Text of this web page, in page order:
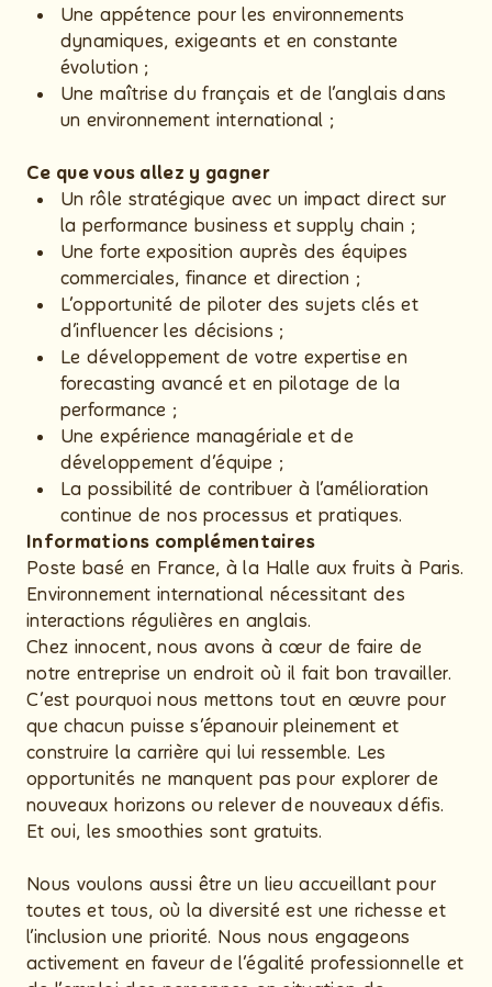
Une appétence pour les environnements
dynamiques, exigeants et en constante
évolution ;
Une maîtrise du français et de l’anglais dans
un environnement international ;
Ce que vous allez y gagner
Un rôle stratégique avec un impact direct sur
la performance business et supply chain ;
Une forte exposition auprès des équipes
commerciales, finance et direction ;
L’opportunité de piloter des sujets clés et
d’influencer les décisions ;
Le développement de votre expertise en
forecasting avancé et en pilotage de la
performance ;
Une expérience managériale et de
développement d’équipe ;
La possibilité de contribuer à l’amélioration
continue de nos processus et pratiques.
Informations complémentaires
Poste basé en France, à la Halle aux fruits à Paris.
Environnement international nécessitant des
interactions régulières en anglais.
Chez innocent, nous avons à cœur de faire de
notre entreprise un endroit où il fait bon travailler.
C’est pourquoi nous mettons tout en œuvre pour
que chacun puisse s’épanouir pleinement et
construire la carrière qui lui ressemble. Les
opportunités ne manquent pas pour explorer de
nouveaux horizons ou relever de nouveaux défis.
Et oui, les smoothies sont gratuits.
Nous voulons aussi être un lieu accueillant pour
toutes et tous, où la diversité est une richesse et
l’inclusion une priorité. Nous nous engageons
activement en faveur de l’égalité professionnelle et